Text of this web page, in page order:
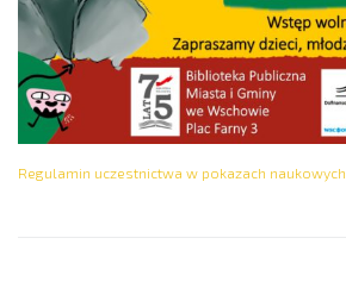
Regulamin uczestnictwa w pokazach naukowych